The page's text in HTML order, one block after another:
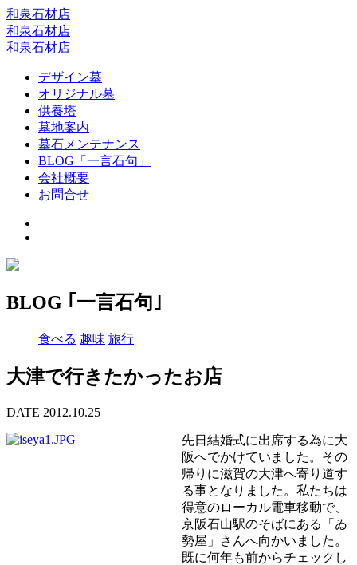
和泉石材店
和泉石材店
和泉石材店
デザイン墓
オリジナル墓
供養塔
墓地案内
墓石メンテナンス
BLOG「一言石句」
会社概要
お問合せ
BLOG ｢一言石句｣
食べる 趣味 旅行
大津で行きたかったお店
DATE 2012.10.25
先日結婚式に出席する為に大
阪へでかけていました。その
帰りに滋賀の大津へ寄り道す
る事となりました。私たちは
得意のローカル電車移動で、
京阪石山駅のそばにある「ゐ
勢屋」さんへ向かいました。
既に何年も前からチェックし